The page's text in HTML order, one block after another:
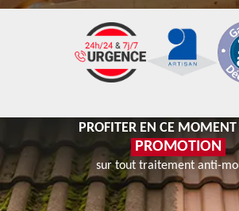
PROFITER EN CE
PROMOTION
sur tout traitement anti-